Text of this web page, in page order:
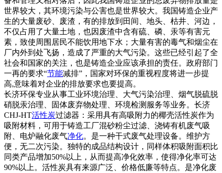
世界较大，其环境污染与公害也是世界较大。我国铸造企业产
生的大量废砂、废渣，有的排放到田间、地头、枯井、河边，
不仅占用了大量土地，也因废渣中含有硫、磷、汞等有害元
素，致使周围居民不能饮用地下水；大量有害的毒气和烟尘在
厂内外到处飞扬，造成了严重的大气污染。这些已经引起了全
社会和国家的关注，也是铸造企业应该承担的责任。政府部门
一再的要求“节能减排”，国家对环保的重视程度将进一步提
高,意味着对企业的排放要求也要提高。
长济环保专业从事工业环境治理、大气污染治理、烟气脱硫脱
硝脱汞治理、固体废弃物处理、环境检测服务等业务。长济
CHJ-HT活性炭过滤器：采用具有高吸附力的椰壳活性炭作为
吸附材料，可用于铸造工厂混砂粉尘过滤、浇铸有机废气吸
附、电炉融化废气净化。是一种干式废气处理设备。维护方
便，无二次污染。独特的成品结构设计，同样体积吸附面积比
同类产品增加50%以上，从而提高净化效率，使得净化率可达
90%以上。活性炭具有来源广泛、价格低廉等特点。是净化废